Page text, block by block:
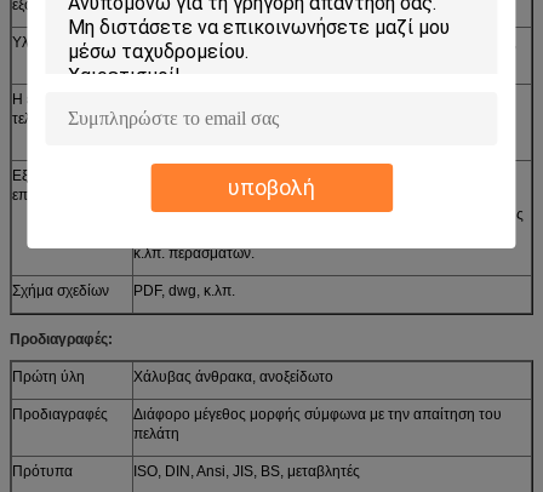
υποβολή
εξοπλισμών
CNC τόρνοι, τόρνος, μηχανή κ.λπ. 4 άξονα.
Υλικά
Αργίλιο, χάλυβας, ανοξείδωτο, ορείχαλκος, χαλκός, χαλκός,
ABS, PC, PO, POM, νάυλον, τεφλόν κ.λπ.
Η επιφάνεια
τελειώνει
στίλβωση, μαυρισμένο, επίστρωμα σκονών, αμμόστρωση,
Εξοπλισμός
επιθεώρησης
CMM, προβολή, παχυμετρικοί διαβήτες, παχυμετρικός
διαβήτης μικροϋπολογιστών, παχυμετρικός διαβήτης
μικροϋπολογιστών νημάτων, μετρητής καρφιτσών, μετρητής
κ.λπ. περασμάτων.
Σχήμα σχεδίων PDF, dwg, κ.λπ.
Προδιαγραφές:
Πρώτη ύλη Χάλυβας άνθρακα, ανοξείδωτο
Προδιαγραφές
Διάφορο μέγεθος μορφής σύμφωνα με την απαίτηση του
πελάτη
Πρότυπα ISO, DIN, Ansi, JIS, BS, μεταβλητές